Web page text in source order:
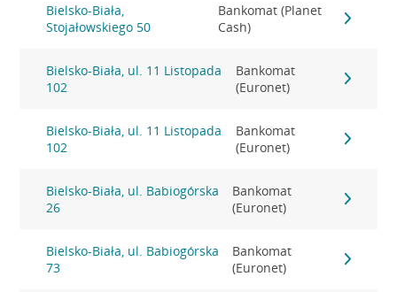
Bielsko-Biała,
Stojałowskiego 50
Bankomat (Planet
Cash)
Bielsko-Biała, ul. 11 Listopada
102
Bankomat
(Euronet)
Bielsko-Biała, ul. 11 Listopada
102
Bankomat
(Euronet)
Bielsko-Biała, ul. Babiogórska
26
Bankomat
(Euronet)
Bielsko-Biała, ul. Babiogórska
73
Bankomat
(Euronet)